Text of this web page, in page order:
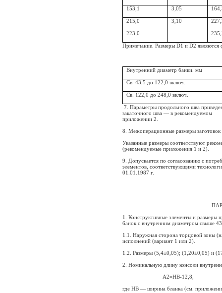
153,1 3,05
215,0 3,10
223,0
Примечание. Размеры D1 и D2 являются
Внутренний диаметр банки. мм
Св. 43,5 до 122,0 включ.
Св. 122,0 до 248,0 включ.
7. Параметры продольного шва
закаточного шва — в рекомендуемом
приложении 2.
8. Межоперационные размеры
Указанные размеры соответствуют
(рекомендуемые приложе­ния 1 и 2).
9. Допускается по согласованию с
элементов, соответствую­щими
01.01.1987 г.
1. Конструктивные элементы и размеры
банок с внутренним диаметром свыше
1.1. Наружная сторона торцовой зоны
исполнений (вариант 1 или 2).
1.2. Размеры (5,4±0,05); (1,20±0,05) и
2. Номинальную длину консоли
А2=HB-12,8,
где HB — ширина бланка (см.